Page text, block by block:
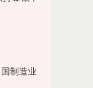
制造业